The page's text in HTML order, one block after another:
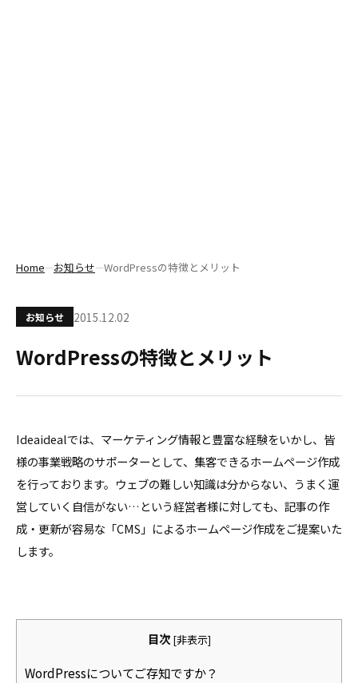
Home―お知らせ―WordPressの特徴とメリット
お知らせ 2015.12.02
WordPressの特徴とメリット
Ideaidealでは、マーケティング情報と豊富な経験をいかし、皆
様の事業戦略のサポーターとして、集客できるホームページ作成
を行っております。ウェブの難しい知識は分からない、うまく運
営していく自信がない…という経営者様に対しても、記事の作
成・更新が容易な「CMS」によるホームページ作成をご提案いた
します。
目次 [非表示]
WordPressについてご存知ですか？